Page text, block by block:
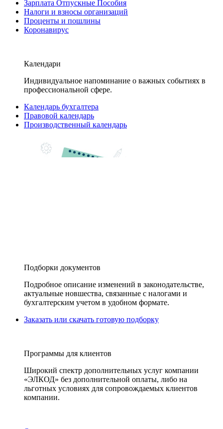
Зарплата Отпускные Пособия
Налоги и взносы организаций
Проценты и пошлины
Коронавирус
Календари
Индивидуальное напоминание о важных событиях в
профессиональной сфере.
Календарь бухгалтера
Правовой календарь
Производственный календарь
Подборки документов
Подробное описание изменений в законодательстве,
актуальные новшества, связанные с налогами и
бухгалтерским учетом в удобном формате.
Заказать или скачать готовую подборку
Программы для клиентов
Широкий спектр дополнительных услуг компании
«ЭЛКОД» без дополнительной оплаты, либо на
льготных условиях для сопровождаемых клиентов
компании.